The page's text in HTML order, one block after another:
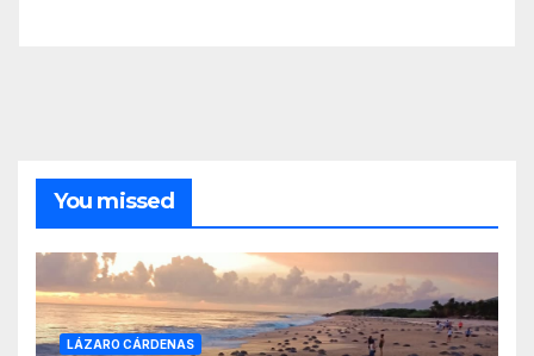
You missed
LÁZARO CÁRDENAS